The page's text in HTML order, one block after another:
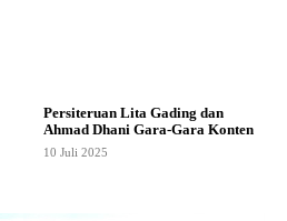
Persiteruan Lita Gading dan
Ahmad Dhani Gara-Gara Konten
10 Juli 2025